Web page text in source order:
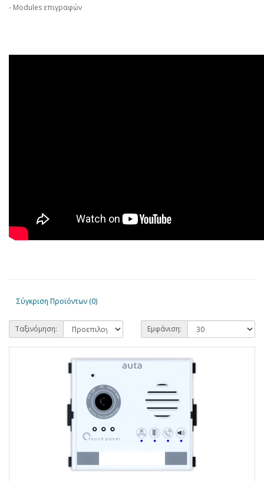
- Modules επιγραφών
Σύγκριση Προϊόντων (0)
Ταξινόμηση: Εμφάνιση: